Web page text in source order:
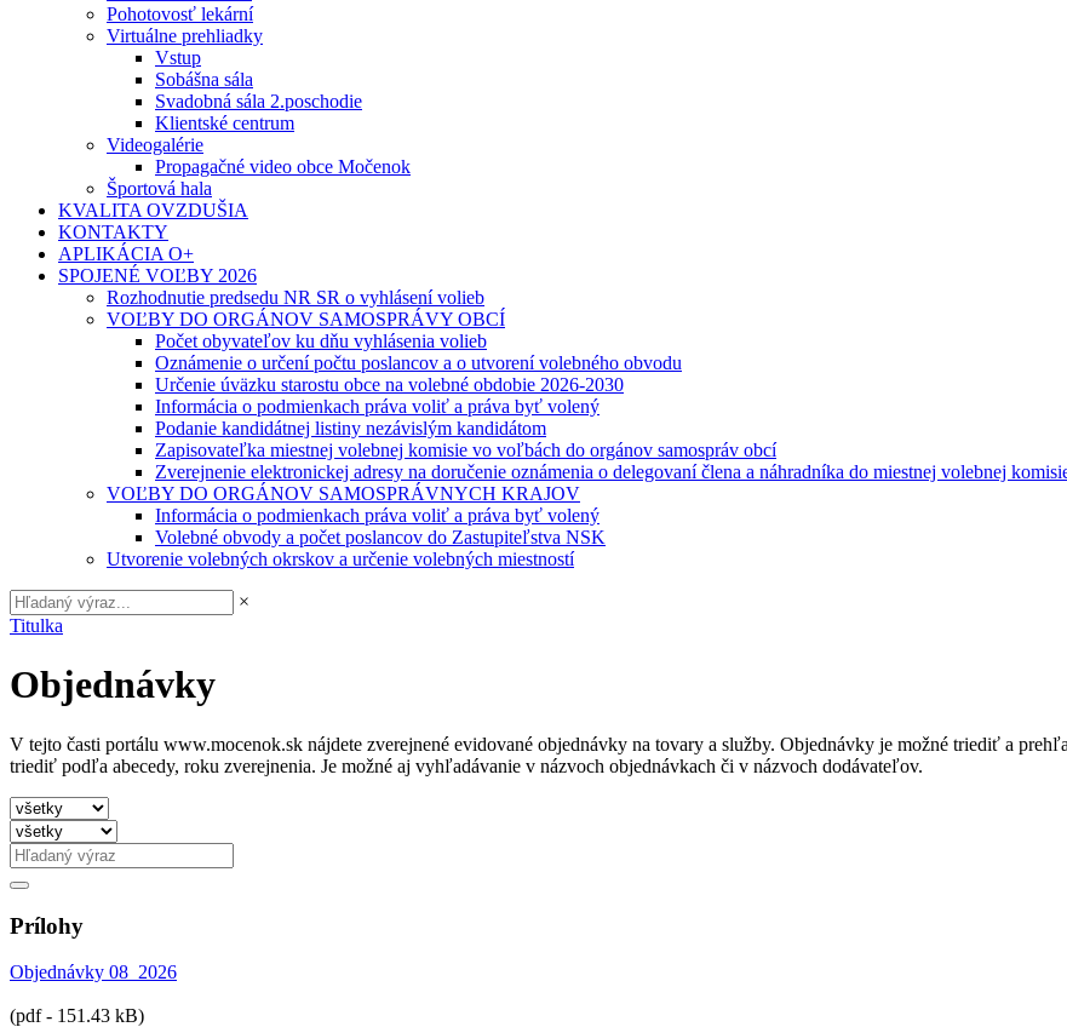
Pohotovosť lekární
Virtuálne prehliadky
Vstup
Sobášna sála
Svadobná sála 2.poschodie
Klientské centrum
Videogalérie
Propagačné video obce Močenok
Športová hala
KVALITA OVZDUŠIA
KONTAKTY
APLIKÁCIA O+
SPOJENÉ VOĽBY 2026
Rozhodnutie predsedu NR SR o vyhlásení volieb
VOĽBY DO ORGÁNOV SAMOSPRÁVY OBCÍ
Počet obyvateľov ku dňu vyhlásenia volieb
Oznámenie o určení počtu poslancov a o utvorení volebného obvodu
Určenie úväzku starostu obce na volebné obdobie 2026-2030
Informácia o podmienkach práva voliť a práva byť volený
Podanie kandidátnej listiny nezávislým kandidátom
Zapisovateľka miestnej volebnej komisie vo voľbách do orgánov samospráv obcí
Zverejnenie elektronickej adresy na doručenie oznámenia o delegovaní člena a náhradníka do miestnej volebnej
VOĽBY DO ORGÁNOV SAMOSPRÁVNYCH KRAJOV
Informácia o podmienkach práva voliť a práva byť volený
Volebné obvody a počet poslancov do Zastupiteľstva NSK
Utvorenie volebných okrskov a určenie volebných miestností
×
Titulka
Objednávky
V tejto časti portálu www.mocenok.sk nájdete zverejnené evidované objednávky na tovary a služby. Objednávky je možné triediť a
triediť podľa abecedy, roku zverejnenia. Je možné aj vyhľadávanie v názvoch objednávkach či v názvoch dodávateľov.
Prílohy
Objednávky 08_2026
(pdf - 151.43 kB)